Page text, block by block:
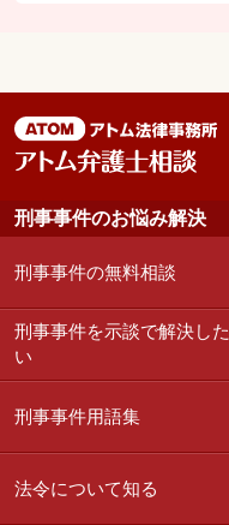
刑事事件のお悩み解決
刑事事件の無料相談
刑事事件を示談で解決した
い
刑事事件用語集
法令について知る